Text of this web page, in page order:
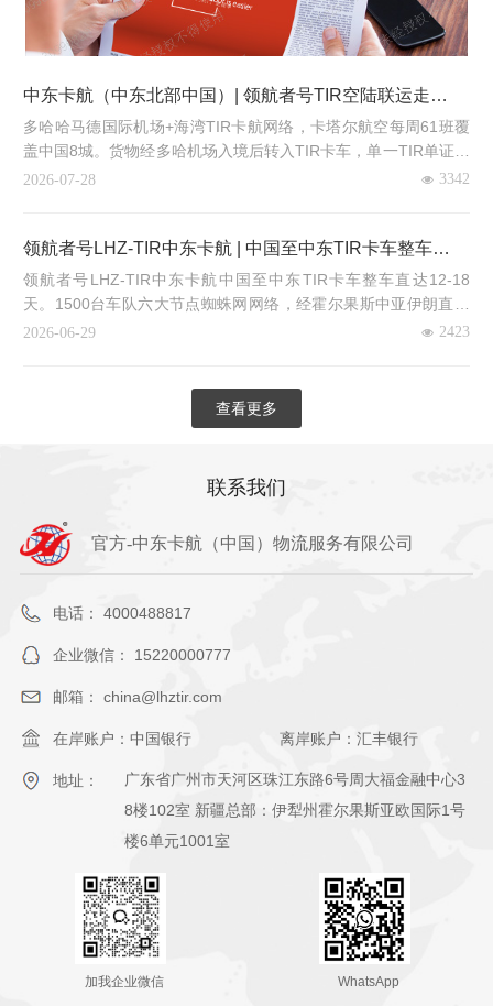
中东卡航（中东北部中国）| 领航者号TIR空陆联运走廊 多
哈枢纽6国门到门分拨
多哈哈马德国际机场+海湾TIR卡航网络，卡塔尔航空每周61班覆
盖中国8城。货物经多哈机场入境后转入TIR卡车，单一TIR单证一
证到底，实现卡塔尔沙特阿联酋阿曼巴林科威特6国门到门分拨。
2026-07-28 3342
领航者号LHZ-TIR中东卡航 | 中国至中东TIR卡车整车直达
1500台车队六大节点 12-18天
领航者号LHZ-TIR中东卡航中国至中东TIR卡车整车直达12-18
天。1500台车队六大节点蜘蛛网网络，经霍尔果斯中亚伊朗直达
迪拜沙特，里海通道绕伊朗备用，喀什绕哈萨克斯坦备用。每周5
2026-06-29 2423
查看更多
联系我们
官方-中东卡航（中国）物流服务有限公司
电话： 4000488817
企业微信： 15220000777
邮箱： china@lhztir.com
在岸账户：中国银行 离岸账户：汇丰银行
地址：
广东省广州市天河区珠江东路6号周大福金融中心3
8楼102室 新疆总部：伊犁州霍尔果斯亚欧国际1号
楼6单元1001室
WhatsApp
加我企业微信